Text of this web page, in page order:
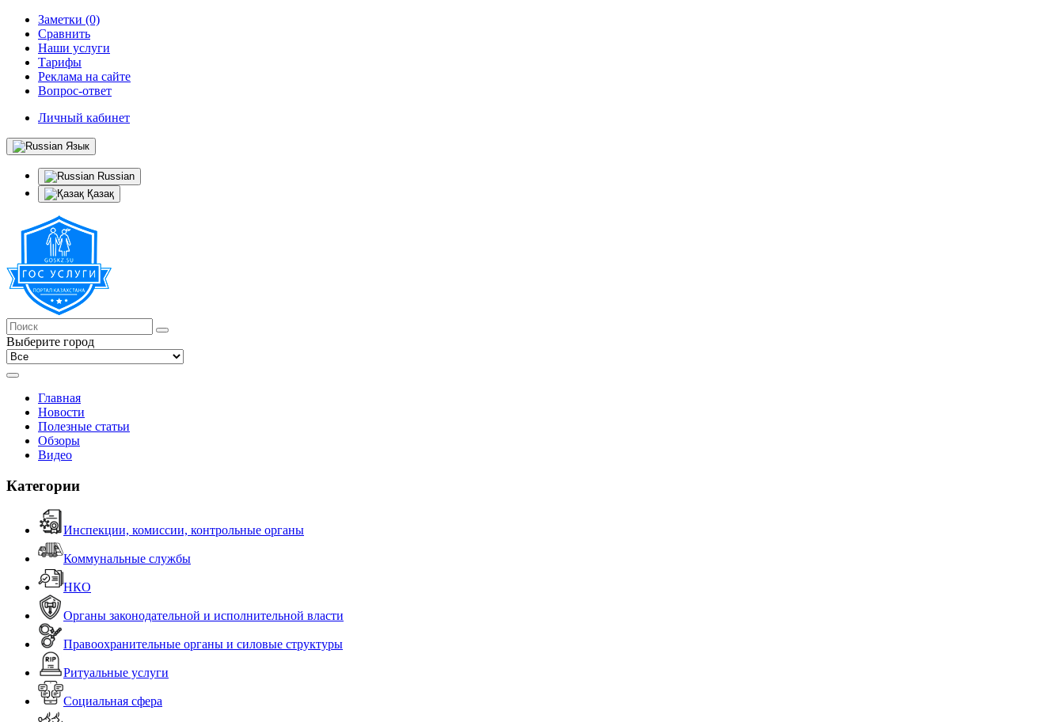
Заметки (0)
Сравнить
Наши услуги
Тарифы
Реклама на сайте
Вопрос-ответ
Личный кабинет
Язык
Russian
Қазақ
Выберите город
Главная
Новости
Полезные статьи
Обзоры
Видео
Категории
Инспекции, комиссии, контрольные органы
Коммунальные службы
НКО
Органы законодательной и исполнительной власти
Правоохранительные органы и силовые структуры
Ритуальные услуги
Социальная сфера